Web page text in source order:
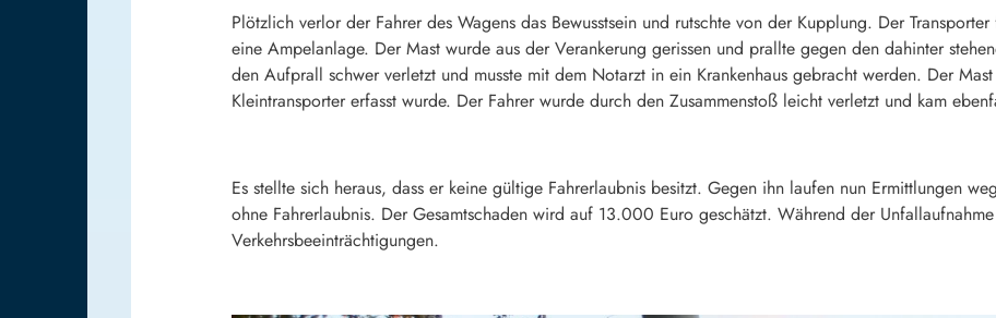
Plötzlich verlor der Fahrer des Wagens das Bewusstsein und rutschte von der Kupplung. Der
eine Ampelanlage. Der Mast wurde aus der Verankerung gerissen und prallte gegen den dahinter
den Aufprall schwer verletzt und musste mit dem Notarzt in ein Krankenhaus gebracht werden. Der
Kleintransporter erfasst wurde. Der Fahrer wurde durch den Zusammenstoß leicht verletzt und kam
Es stellte sich heraus, dass er keine gültige Fahrerlaubnis besitzt. Gegen ihn laufen nun Ermittlungen
ohne Fahrerlaubnis. Der Gesamtschaden wird auf 13.000 Euro geschätzt. Während der
Verkehrsbeeinträchtigungen.